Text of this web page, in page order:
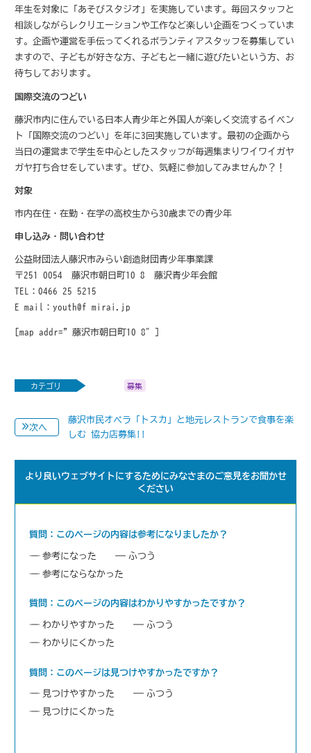
年生を対象に「あそびスタジオ」を実施しています。毎回スタッフと
相談しながらレクリエーションや工作など楽しい企画をつくっていま
す。企画や運営を手伝ってくれるボランティアスタッフを募集してい
ますので、子どもが好きな方、子どもと一緒に遊びたいという方、お
待ちしております。
国際交流のつどい
藤沢市内に住んでいる日本人青少年と外国人が楽しく交流するイベン
ト「国際交流のつどい」を年に3回実施しています。最初の企画から
当日の運営まで学生を中心としたスタッフが毎週集まりワイワイガヤ
ガヤ打ち合せをしています。ぜひ、気軽に参加してみませんか？！
対象
市内在住・在勤・在学の高校生から30歳までの青少年
申し込み・問い合わせ
公益財団法人藤沢市みらい創造財団青少年事業課
〒251-0054 藤沢市朝日町10-8 藤沢青少年会館
TEL：0466-25-5215
E-mail：youth@f-mirai.jp
[map addr=”藤沢市朝日町10-8″]
カテゴリ 募集
次へ
藤沢市民オペラ「トスカ」と地元レストランで食事を楽
しむ 協力店募集!!
より良いウェブサイトにするためにみなさまのご意見をお聞かせ
ください
質問：このページの内容は参考になりましたか？
参考になった
ふつう
参考にならなかった
質問：このページの内容はわかりやすかったですか？
わかりやすかった
ふつう
わかりにくかった
質問：このページは見つけやすかったですか？
見つけやすかった
ふつう
見つけにくかった